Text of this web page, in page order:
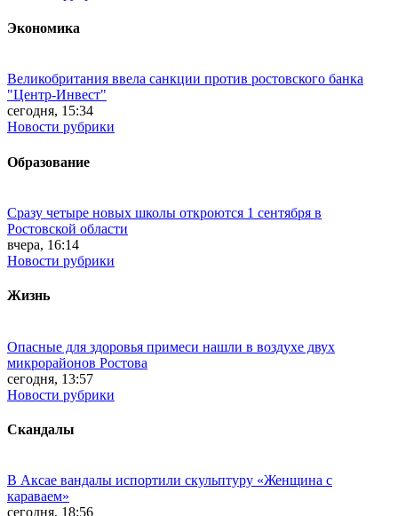
Экономика
Великобритания ввела санкции против ростовского банка
"Центр-Инвест"
сегодня, 15:34
Новости рубрики
Образование
Сразу четыре новых школы откроются 1 сентября в
Ростовской области
вчера, 16:14
Новости рубрики
Жизнь
Опасные для здоровья примеси нашли в воздухе двух
микрорайонов Ростова
сегодня, 13:57
Новости рубрики
Скандалы
В Аксае вандалы испортили скульптуру «Женщина с
караваем»
сегодня, 18:56